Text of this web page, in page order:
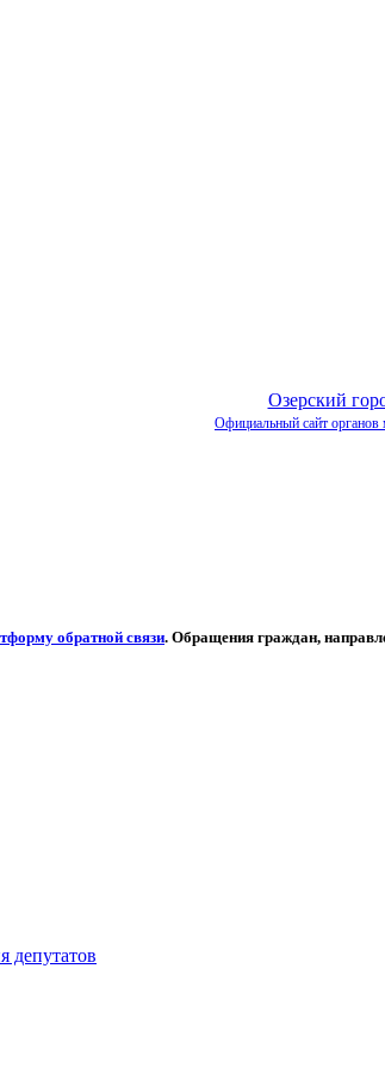
Озерский
Официальный сайт органов
обратной связи. Обращения граждан,
депутатов